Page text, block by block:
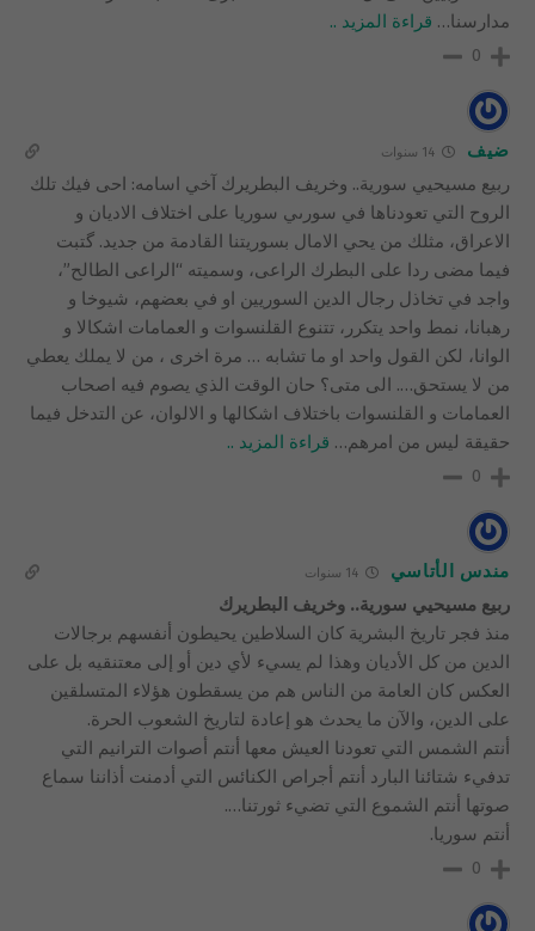
مدارسنا… قراءة المزيد ..
0
ضيف 14 سنوات
ربيع مسيحيي سورية.. وخريف البطريرك آخي اسامه: احى فيك تلك
الروح التي تعودناها في سورىي سوريا على اختلاف الاديان و
الاعراق، مثلك من يحي الامال بسوريتنا القادمة من جديد. گتبت
فيما مضى ردا على البطرك الراعى، وسميته “الراعى الطالح”،
واجد في تخاذل رجال الدين السوريين او في بعضهم، شيوخا و
رهبانا، نمط واحد يتكرر، تتنوع القلنسوات و العمامات اشكالا و
الوانا، لكن القول واحد او ما تشابه … مرة اخرى ، من لا يملك يعطي
من لا يستحق…. الى متى؟ حان الوقت الذي يصوم فيه اصحاب
العمامات و القلنسوات باختلاف اشكالها و الالوان، عن التدخل فيما
حقيقة ليس من امرهم… قراءة المزيد ..
0
مندس الأتاسي 14 سنوات
ربيع مسيحيي سورية.. وخريف البطريرك
منذ فجر تاريخ البشرية كان السلاطين يحيطون أنفسهم برجالات
الدين من كل الأديان وهذا لم يسيء لأي دين أو إلى معتنقيه بل على
العكس كان العامة من الناس هم من يسقطون هؤلاء المتسلقين
على الدين، والآن ما يحدث هو إعادة لتاريخ الشعوب الحرة.
أنتم الشمس التي تعودنا العيش معها أنتم أصوات الترانيم التي
تدفيء شتائنا البارد أنتم أجراص الكنائس التي أدمنت أذاننا سماع
صوتها أنتم الشموع التي تضيء ثورتنا….
أنتم سوريا.
0